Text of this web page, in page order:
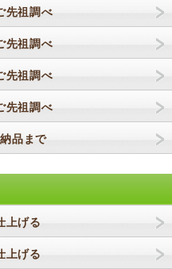
先祖調べ
先祖調べ
先祖調べ
先祖調べ
品まで
上げる
上げる